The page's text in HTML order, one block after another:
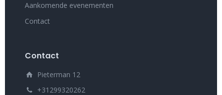
Aankomende evenementen
Contact
Contact
Pieterman 12
+31299320262